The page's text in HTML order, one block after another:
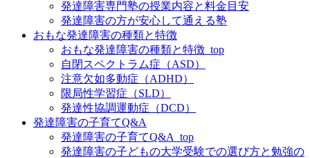
発達障害専門塾の授業内容と料金目安
発達障害の方が安心して通える塾
おもな発達障害の種類と特徴
おもな発達障害の種類と特徴_top
自閉スペクトラム症（ASD）
注意欠如多動症（ADHD）
限局性学習症（SLD）
発達性協調運動症（DCD）
発達障害の子育てQ&A
発達障害の子育てQ&A_top
発達障害の子どもの大学受験での選び方と勉強の